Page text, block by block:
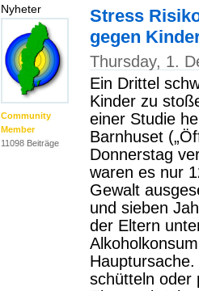
Nyheter
Community
Member
11098 Beiträge
Stress
gegen
Thursday, 1.
Ein Drittel
Kinder zu
einer Studie
Barnhuset
Donnerstag
waren es nur
Gewalt
und sieben
der Eltern
schütteln oder